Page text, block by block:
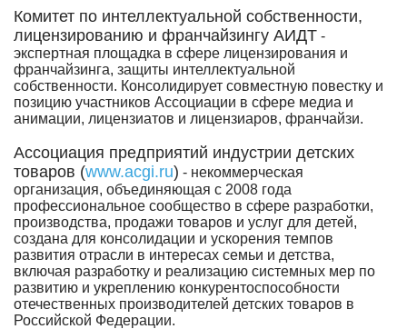
Комитет по интеллектуальной собственности,
лицензированию и франчайзингу АИДТ -
экспертная площадка в сфере лицензирования и
франчайзинга, защиты интеллектуальной
собственности. Консолидирует совместную повестку и
позицию участников Ассоциации в сфере медиа и
анимации, лицензиатов и лицензиаров, франчайзи.
Ассоциация предприятий индустрии детских
товаров (www.acgi.ru) - некоммерческая
организация, объединяющая с 2008 года
профессиональное сообщество в сфере разработки,
производства, продажи товаров и услуг для детей,
создана для консолидации и ускорения темпов
развития отрасли в интересах семьи и детства,
включая разработку и реализацию системных мер по
развитию и укреплению конкурентоспособности
отечественных производителей детских товаров в
Российской Федерации.